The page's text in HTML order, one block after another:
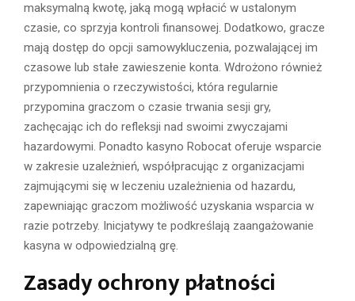
maksymalną kwotę, jaką mogą wpłacić w ustalonym
czasie, co sprzyja kontroli finansowej. Dodatkowo, gracze
mają dostęp do opcji samowykluczenia, pozwalającej im
czasowe lub stałe zawieszenie konta. Wdrożono również
przypomnienia o rzeczywistości, która regularnie
przypomina graczom o czasie trwania sesji gry,
zachęcając ich do refleksji nad swoimi zwyczajami
hazardowymi. Ponadto kasyno Robocat oferuje wsparcie
w zakresie uzależnień, współpracując z organizacjami
zajmującymi się w leczeniu uzależnienia od hazardu,
zapewniając graczom możliwość uzyskania wsparcia w
razie potrzeby. Inicjatywy te podkreślają zaangażowanie
kasyna w odpowiedzialną grę.
Zasady ochrony płatności